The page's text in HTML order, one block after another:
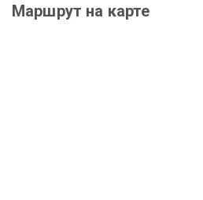
Маршрут на карте